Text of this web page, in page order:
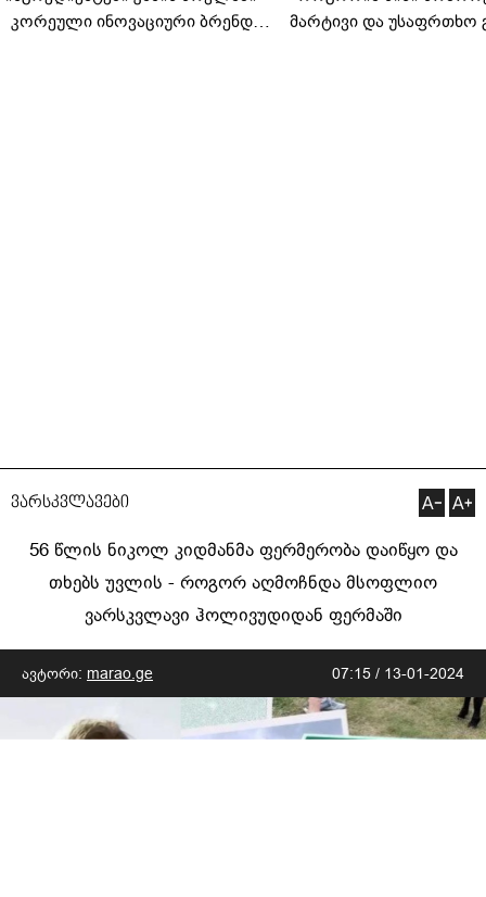
კორეული ინოვაციური ბრენდი
მარტივი და უსაფრთხო
ვარსკვლავები
56 წლის ნიკოლ კიდმანმა ფერმერობა დაიწყო და
თხებს უვლის - როგორ აღმოჩნდა მსოფლიო
ვარსკვლავი ჰოლივუდიდან ფერმაში
ავტორი: marao.ge 07:15 / 13-01-2024